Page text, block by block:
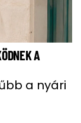
A
a nyári